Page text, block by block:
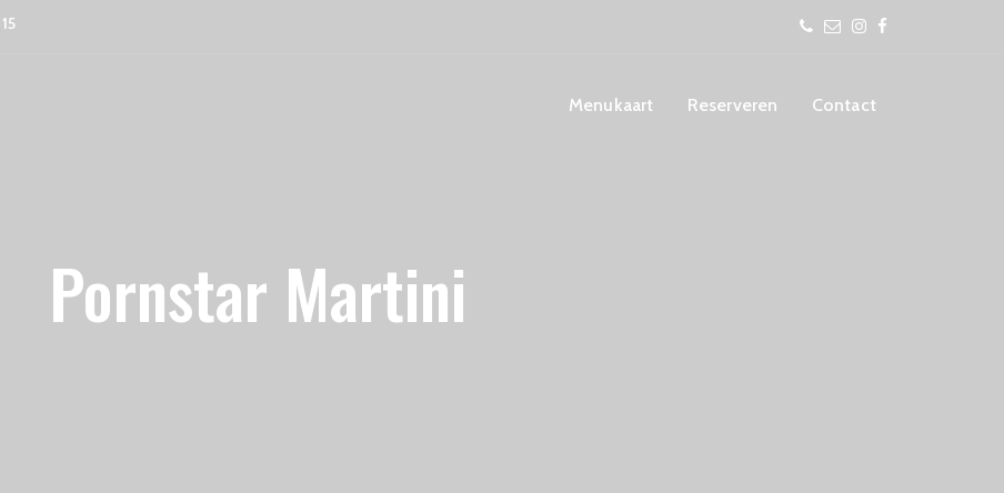
Menukaart Reserveren Contact
Pornstar Martini